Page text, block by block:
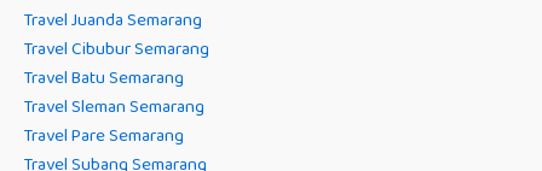
Travel Juanda Semarang
Travel Cibubur Semarang
Travel Batu Semarang
Travel Sleman Semarang
Travel Pare Semarang
Travel Subang Semarang